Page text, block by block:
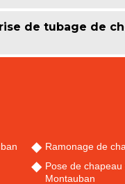
de tubage de
Ramonage de
Pose de
Montauban